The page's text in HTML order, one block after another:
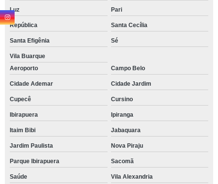
Luz Pari
República Santa Cecília
Santa Efigênia Sé
Vila Buarque
Aeroporto
Campo Belo
Cidade Ademar Cidade Jardim
Cupecê Cursino
Ibirapuera Ipiranga
Itaim Bibi Jabaquara
Jardim Paulista Nova Piraju
Parque Ibirapuera Sacomã
Saúde Vila Alexandria